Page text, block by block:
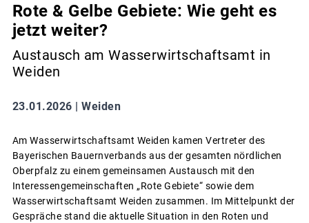
Rote & Gelbe Gebiete: Wie geht es
jetzt weiter?
Austausch am Wasserwirtschaftsamt in
Weiden
23.01.2026 | Weiden
Am Wasserwirtschaftsamt Weiden kamen Vertreter des
Bayerischen Bauernverbands aus der gesamten nördlichen
Oberpfalz zu einem gemeinsamen Austausch mit den
Interessengemeinschaften „Rote Gebiete“ sowie dem
Wasserwirtschaftsamt Weiden zusammen. Im Mittelpunkt der
Gespräche stand die aktuelle Situation in den Roten und